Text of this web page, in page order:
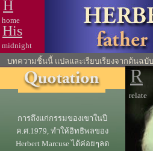
H
home
His
midnight
บทความชิ้นนี้ แปลและเรียบเรียงจากต้นฉบับ
การถึงแก่กรรมของเขาในปี
ค.ศ.1979, ทำให้อิทธิพลของ
Herbert Marcuse ได้ค่อยๆลด
R
relate